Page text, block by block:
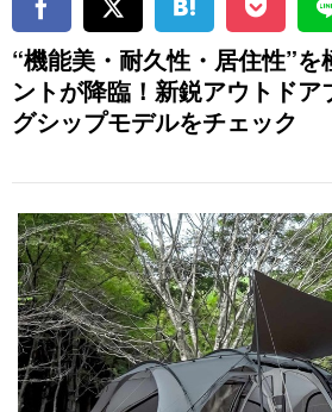
“機能美・耐久性・居住性”
ントが降臨！新鋭アウトドア
グシップモデルをチェック